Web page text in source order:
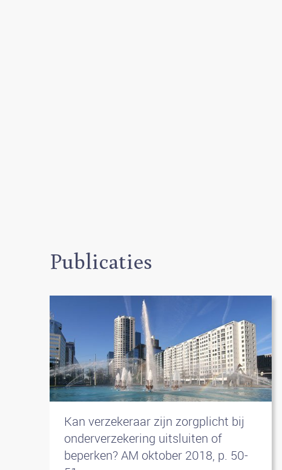
Publicaties
Kan verzekeraar zijn zorgplicht bij
onderverzekering uitsluiten of
beperken? AM oktober 2018, p. 50-